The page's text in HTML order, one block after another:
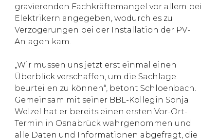
gravierenden Fachkräftemangel vor allem bei
Elektrikern angegeben, wodurch es zu
Verzögerungen bei der Installation der PV-
Anlagen kam.
„Wir müssen uns jetzt erst einmal einen
Überblick verschaffen, um die Sachlage
beurteilen zu können“, betont Schloenbach.
Gemeinsam mit seiner BBL-Kollegin Sonja
Welzel hat er bereits einen ersten Vor-Ort-
Termin in Osnabrück wahrgenommen und
alle Daten und Informationen abgefragt, die